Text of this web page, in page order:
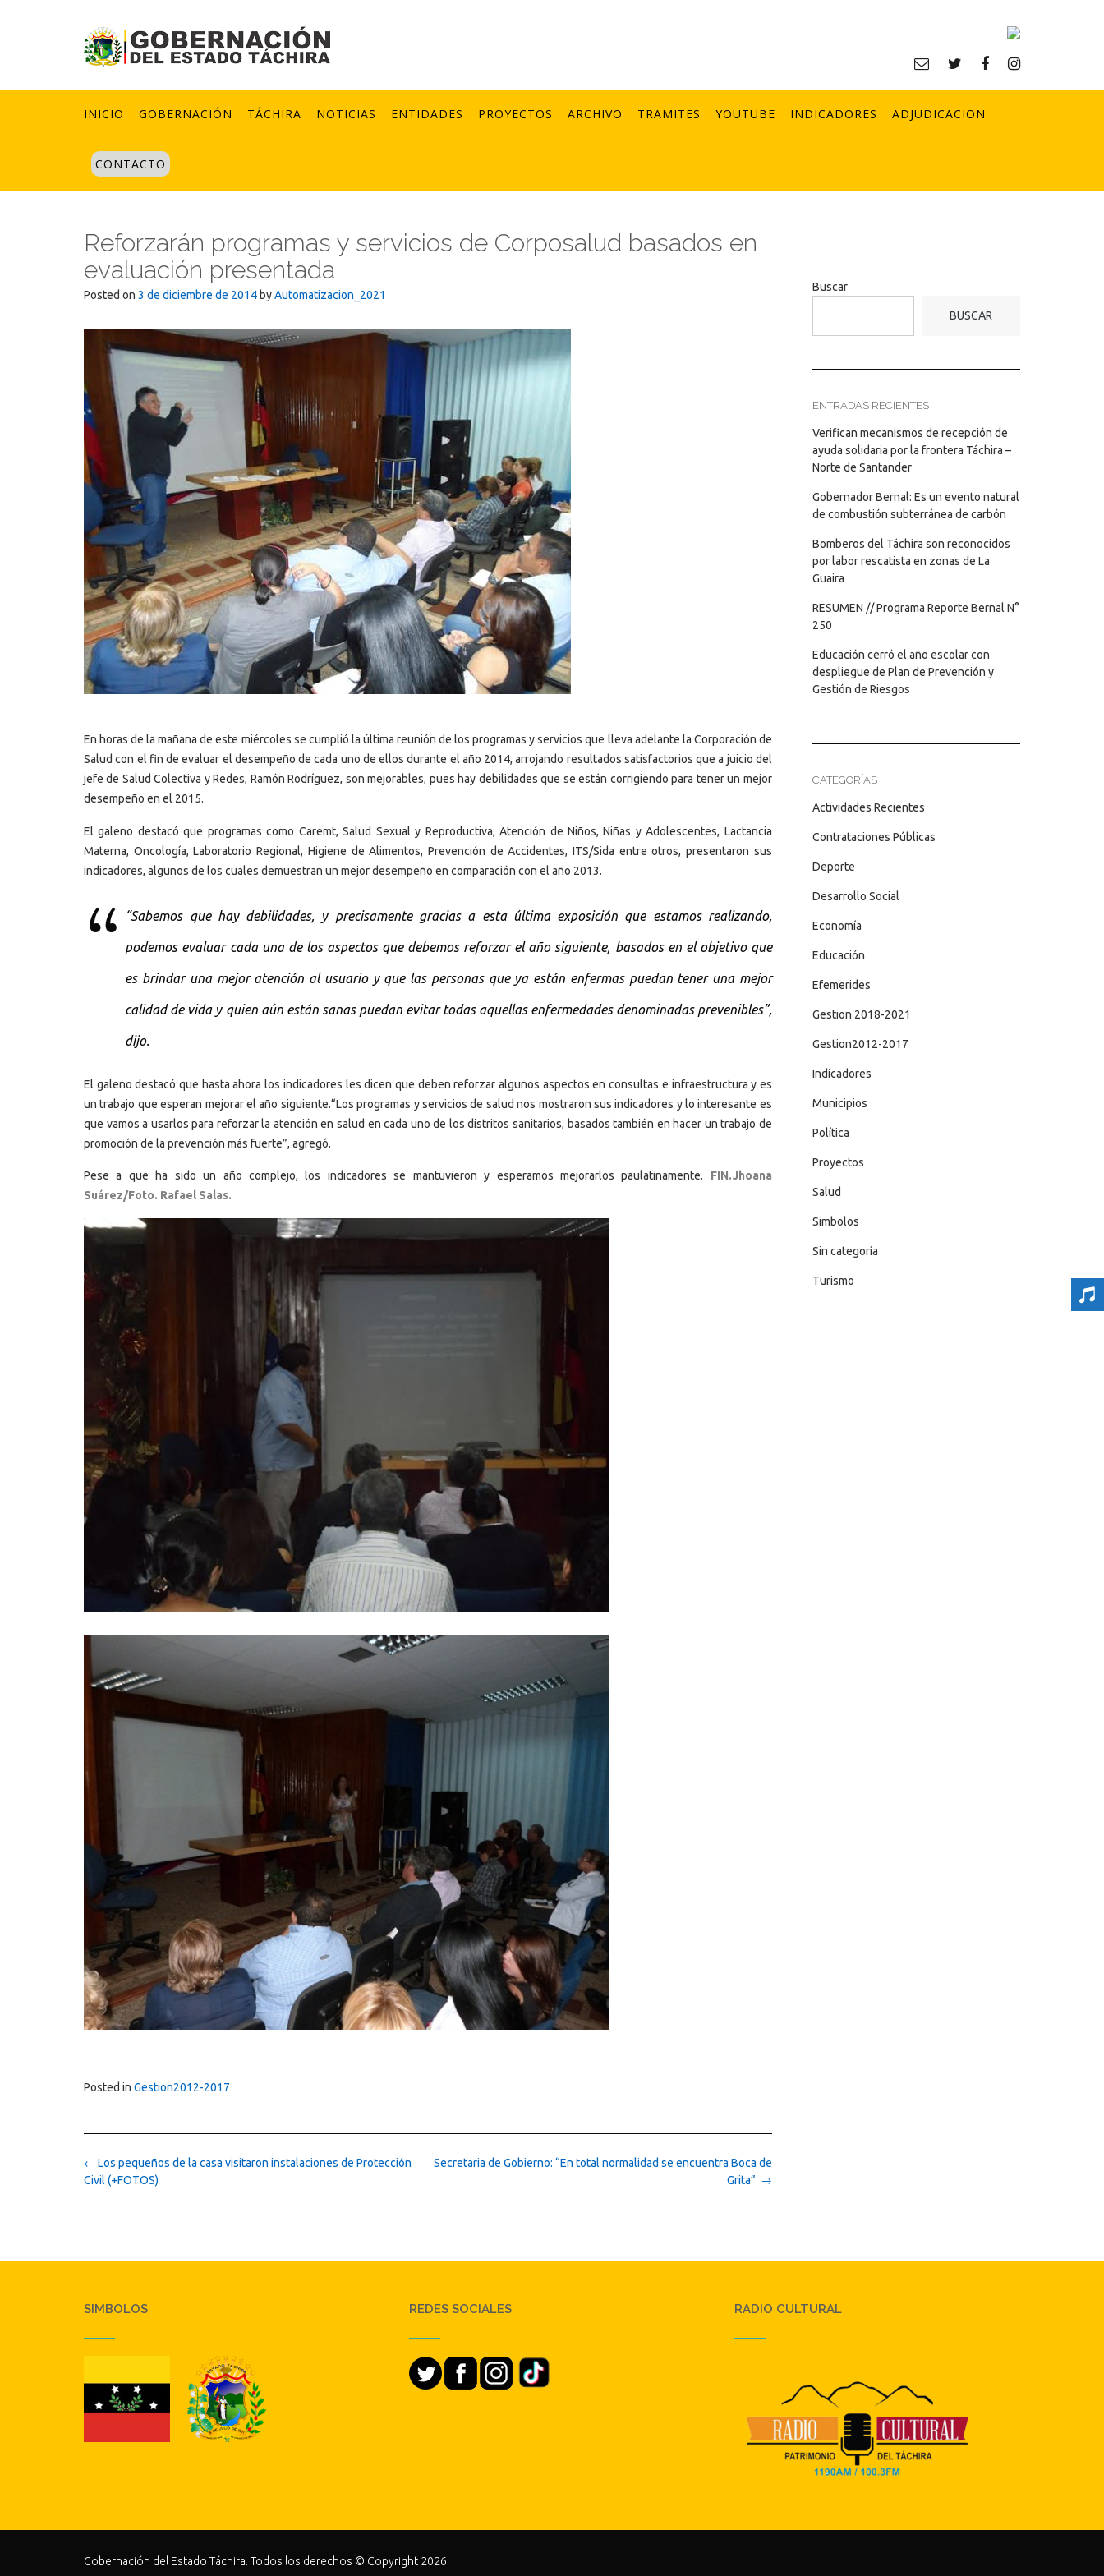
INICIO GOBERNACIÓN TÁCHIRA NOTICIAS ENTIDADES PROYECTOS ARCHIVO TRAMITES YOUTUBE INDICADORES ADJUDICACION
CONTACTO
Reforzarán programas y servicios de Corposalud basados en
evaluación presentada
Posted on 3 de diciembre de 2014 byAutomatizacion_2021
En horas de la mañana de este miércoles se cumplió la última reunión de los programas y servicios que lleva adelante la Corporación de
Salud con el fin de evaluar el desempeño de cada uno de ellos durante el año 2014, arrojando resultados satisfactorios que a juicio del
jefe de Salud Colectiva y Redes, Ramón Rodríguez, son mejorables, pues hay debilidades que se están corrigiendo para tener un mejor
desempeño en el 2015.
El galeno destacó que programas como Caremt, Salud Sexual y Reproductiva, Atención de Niños, Niñas y Adolescentes, Lactancia
Materna, Oncología, Laboratorio Regional, Higiene de Alimentos, Prevención de Accidentes, ITS/Sida entre otros, presentaron sus
indicadores, algunos de los cuales demuestran un mejor desempeño en comparación con el año 2013.
“Sabemos que hay debilidades, y precisamente gracias a esta última exposición que estamos realizando,
podemos evaluar cada una de los aspectos que debemos reforzar el año siguiente, basados en el objetivo que
es brindar una mejor atención al usuario y que las personas que ya están enfermas puedan tener una mejor
calidad de vida y quien aún están sanas puedan evitar todas aquellas enfermedades denominadas prevenibles”,
dijo.
El galeno destacó que hasta ahora los indicadores les dicen que deben reforzar algunos aspectos en consultas e infraestructura y es
un trabajo que esperan mejorar el año siguiente.“Los programas y servicios de salud nos mostraron sus indicadores y lo interesante es
que vamos a usarlos para reforzar la atención en salud en cada uno de los distritos sanitarios, basados también en hacer un trabajo de
promoción de la prevención más fuerte”, agregó.
Pese a que ha sido un año complejo, los indicadores se mantuvieron y esperamos mejorarlos paulatinamente. FIN.Jhoana
Suárez/Foto. Rafael Salas.
Posted in Gestion2012-2017
Post
navigation
Secretaria de Gobierno: “En total normalidad se encuentra Boca de
Grita” →
← Los pequeños de la casa visitaron instalaciones de Protección
Civil (+FOTOS)
Buscar
BUSCAR
ENTRADAS RECIENTES
Verifican mecanismos de recepción de
ayuda solidaria por la frontera Táchira –
Norte de Santander
Gobernador Bernal: Es un evento natural
de combustión subterránea de carbón
Bomberos del Táchira son reconocidos
por labor rescatista en zonas de La
Guaira
RESUMEN // Programa Reporte Bernal N°
250
Educación cerró el año escolar con
despliegue de Plan de Prevención y
Gestión de Riesgos
CATEGORÍAS
Actividades Recientes
Contrataciones Públicas
Deporte
Desarrollo Social
Economía
Educación
Efemerides
Gestion 2018-2021
Gestion2012-2017
Indicadores
Municipios
Política
Proyectos
Salud
Simbolos
Sin categoría
Turismo
SIMBOLOS REDES SOCIALES RADIO CULTURAL
Gobernación del Estado Táchira. Todos los derechos © Copyright 2026